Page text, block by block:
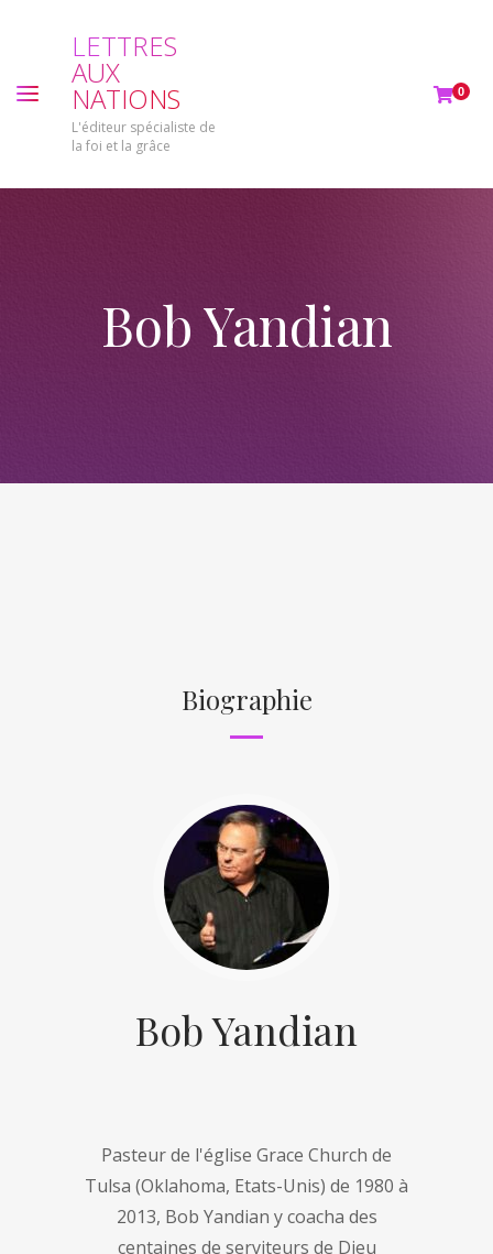
LETTRES
AUX
NATIONS
L'éditeur spécialiste de
la foi et la grâce
0
Bob Yandian
Biographie
Bob Yandian
Pasteur de l'église Grace Church de
Tulsa (Oklahoma, Etats-Unis) de 1980 à
2013, Bob Yandian y coacha des
centaines de serviteurs de Dieu